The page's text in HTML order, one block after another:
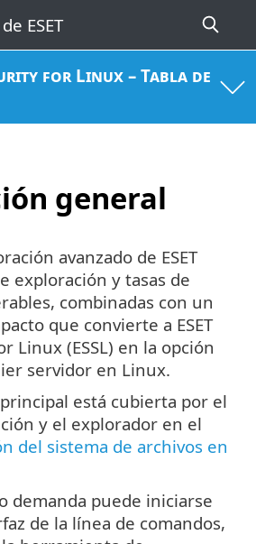
for Linux – Tabla de
general
avanzado de ESET
exploración y tasas de
combinadas con un
que convierte a ESET
Linux (ESSL) en la opción
servidor en Linux.
está cubierta por el
y el explorador en el
del sistema de archivos en
demanda puede iniciarse
de la línea de comandos,